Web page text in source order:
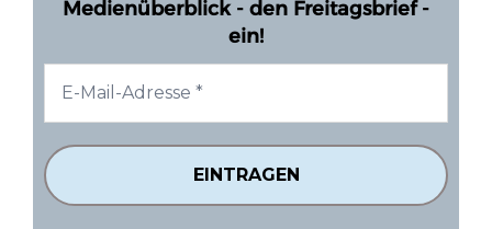
Medienüberblick - den Freitagsbrief -
ein!